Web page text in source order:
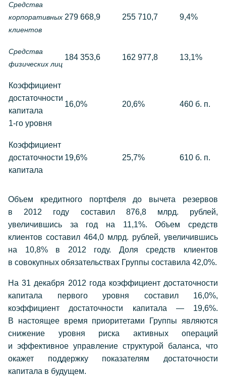
Средства
корпоративных
клиентов
279 668,9 255 710,7 9,4%
Средства
физических лиц
184 353,6 162 977,8 13,1%
Коэффициент
достаточности
капитала
1-го уровня
16,0% 20,6% 460 б. п.
Коэффициент
достаточности
капитала
19,6% 25,7% 610 б. п.
Объем кредитного портфеля до вычета резервов
в 2012 году составил 876,8 млрд. рублей,
увеличившись за год на 11,1%. Объем средств
клиентов составил 464,0 млрд. рублей, увеличившись
на 10,8% в 2012 году. Доля средств клиентов
в совокупных обязательствах Группы составила 42,0%.
На 31 декабря 2012 года коэффициент достаточности
капитала первого уровня составил 16,0%,
коэффициент достаточности капитала — 19,6%.
В настоящее время приоритетами Группы являются
снижение уровня риска активных операций
и эффективное управление структурой баланса, что
окажет поддержку показателям достаточности
капитала в будущем.